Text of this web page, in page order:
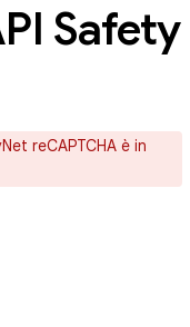
Safety
reCAPTCHA è in